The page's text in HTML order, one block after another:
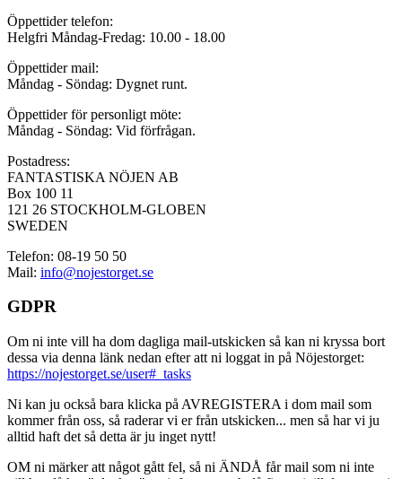
Öppettider telefon:
Helgfri Måndag-Fredag: 10.00 - 18.00
Öppettider mail:
Måndag - Söndag: Dygnet runt.
Öppettider för personligt möte:
Måndag - Söndag: Vid förfrågan.
Postadress:
FANTASTISKA NÖJEN AB
Box 100 11
121 26 STOCKHOLM-GLOBEN
SWEDEN
Telefon: 08-19 50 50
Mail: info@nojestorget.se
GDPR
Om ni inte vill ha dom dagliga mail-utskicken så kan ni kryssa bort
dessa via denna länk nedan efter att ni loggat in på Nöjestorget:
https://nojestorget.se/user#_tasks
Ni kan ju också bara klicka på AVREGISTERA i dom mail som
kommer från oss, så raderar vi er från utskicken... men så har vi ju
alltid haft det så detta är ju inget nytt!
OM ni märker att något gått fel, så ni ÄNDÅ får mail som ni inte